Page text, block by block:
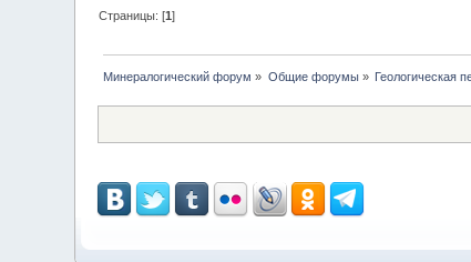
Страницы: [1]
Минералогический форум » Общие форумы» Геологическая